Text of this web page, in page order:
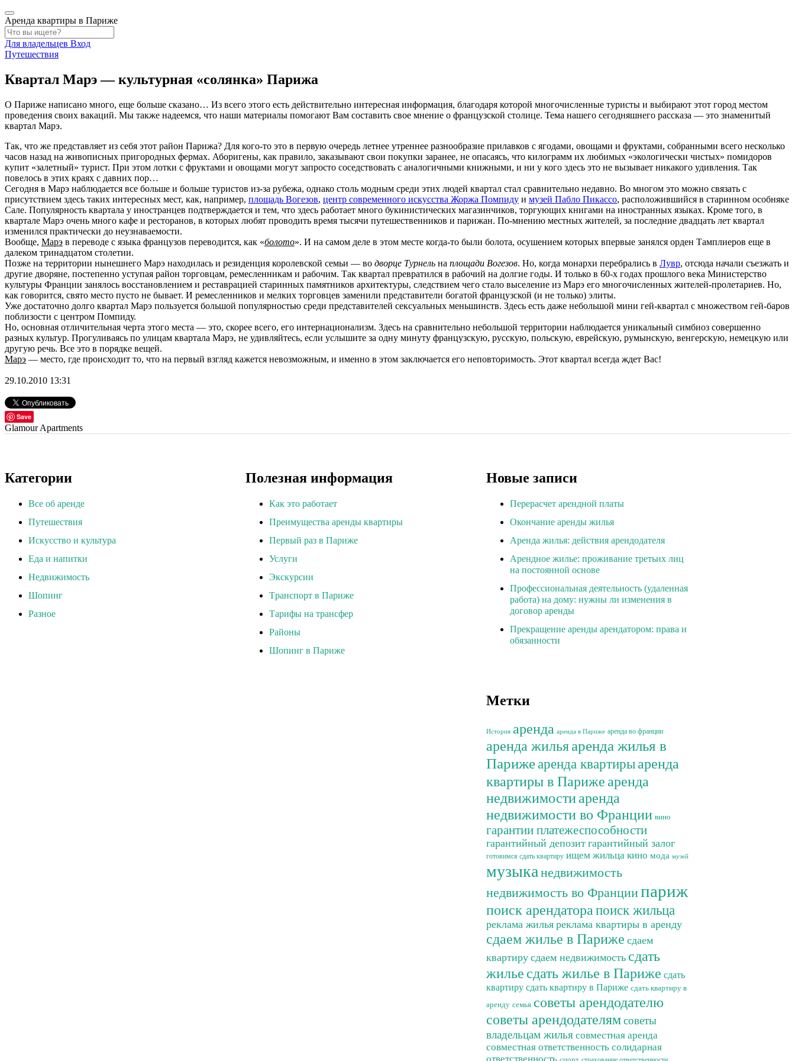
Аренда квартиры в Париже
Для владельцев Вход
Путешествия
Квартал Марэ — культурная «солянка» Парижа
О Париже написано много, еще больше сказано… Из всего этого есть действительно интересная информация, благодаря которой многочисленные туристы и выбирают этот город местом
проведения своих вакаций. Мы также надеемся, что наши материалы помогают Вам составить свое мнение о французской столице. Тема нашего сегодняшнего рассказа — это знаменитый
квартал Марэ.
Так, что же представляет из себя этот район Парижа? Для кого-то это в первую очередь летнее утреннее разнообразие прилавков с ягодами, овощами и фруктами, собранными всего несколько
часов назад на живописных пригородных фермах. Аборигены, как правило, заказывают свои покупки заранее, не опасаясь, что килограмм их любимых «экологически чистых» помидоров
купит «залетный» турист. При этом лотки с фруктами и овощами могут запросто соседствовать с аналогичными книжными, и ни у кого здесь это не вызывает никакого удивления. Так
повелось в этих краях с давних пор…
Сегодня в Марэ наблюдается все больше и больше туристов из-за рубежа, однако столь модным среди этих людей квартал стал сравнительно недавно. Во многом это можно связать с
присутствием здесь таких интересных мест, как, например, площадь Вогезов, центр современного искусства Жоржа Помпиду и музей Пабло Пикассо, расположившийся в старинном особняке
Сале. Популярность квартала у иностранцев подтверждается и тем, что здесь работает много букинистических магазинчиков, торгующих книгами на иностранных языках. Кроме того, в
квартале Марэ очень много кафе и ресторанов, в которых любят проводить время тысячи путешественников и парижан. По-мнению местных жителей, за последние двадцать лет квартал
изменился практически до неузнаваемости.
Вообще, Марэ в переводе с языка французов переводится, как «болото». И на самом деле в этом месте когда-то были болота, осушением которых впервые занялся орден Тамплиеров еще в
далеком тринадцатом столетии.
Позже на территории нынешнего Марэ находилась и резиденция королевской семьи — во дворце Турнель на площади Вогезов. Но, когда монархи перебрались в Лувр, отсюда начали съезжать и
другие дворяне, постепенно уступая район торговцам, ремесленникам и рабочим. Так квартал превратился в рабочий на долгие годы. И только в 60-х годах прошлого века Министерство
культуры Франции занялось восстановлением и реставрацией старинных памятников архитектуры, следствием чего стало выселение из Марэ его многочисленных жителей-пролетариев. Но,
как говорится, свято место пусто не бывает. И ремесленников и мелких торговцев заменили представители богатой французской (и не только) элиты.
Уже достаточно долго квартал Марэ пользуется большой популярностью среди представителей сексуальных меньшинств. Здесь есть даже небольшой мини гей-квартал с множеством гей-баров
поблизости с центром Помпиду.
Но, основная отличительная черта этого места — это, скорее всего, его интернационализм. Здесь на сравнительно небольшой территории наблюдается уникальный симбиоз совершенно
разных культур. Прогуливаясь по улицам квартала Марэ, не удивляйтесь, если услышите за одну минуту французскую, русскую, польскую, еврейскую, румынскую, венгерскую, немецкую или
другую речь. Все это в порядке вещей.
Марэ — место, где происходит то, что на первый взгляд кажется невозможным, и именно в этом заключается его неповторимость. Этот квартал всегда ждет Вас!
29.10.2010 13:31
Save
Glamour Apartments
Категории
Все об аренде
Путешествия
Искусство и культура
Еда и напитки
Недвижимость
Шопинг
Разное
Полезная информация
Как это работает
Преимущества аренды квартиры
Первый раз в Париже
Услуги
Экскурсии
Tранспорт в Париже
Тарифы на трансфер
Районы
Шопинг в Париже
Новые записи
Перерасчет арендной платы
Окончание аренды жилья
Аренда жилья: действия арендодателя
Арендное жилье: проживание третьих лиц
на постоянной основе
Профессиональная деятельность (удаленная
работа) на дому: нужны ли изменения в
договор аренды
Прекращение аренды арендатором: права и
обязанности
Метки
История аренда аренда в Париже аренда во франции
аренда жильяаренда жилья в
Парижеаренда квартирыаренда
квартиры в Париже аренда
недвижимостиаренда
недвижимости во Франции вино
гарантии платежеспособности
гарантийный депозит гарантийный залог
готовимся сдать квартиру ищем жильца кино мода музей
музыка недвижимость
недвижимость во Франциипариж
поиск арендатора поиск жильца
реклама жилья реклама квартиры в аренду
сдаем жилье в Париже сдаем
квартиру сдаем недвижимость сдать
жилье сдать жилье в Париже сдать
квартиру сдать квартиру в Париже сдать квартиру в
аренду семья советы арендодателю
советы арендодателямсоветы
владельцам жилья совместная аренда
совместная ответственность солидарная
ответственность